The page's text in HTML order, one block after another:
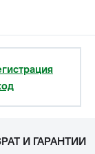
И ГАРАНТИИ